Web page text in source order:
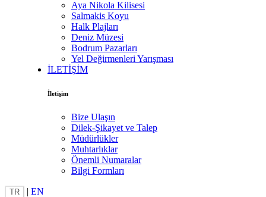
Aya Nikola Kilisesi
Salmakis Koyu
Halk Plajları
Deniz Müzesi
Bodrum Pazarları
Yel Değirmenleri Yarışması
İLETİŞİM
İletişim
Bize Ulaşın
Dilek-Şikayet ve Talep
Müdürlükler
Muhtarlıklar
Önemli Numaralar
Bilgi Formları
TR | EN